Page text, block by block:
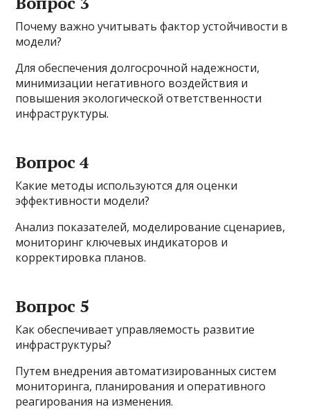
Почему важно учитывать фактор устойчивости в
модели?
Для обеспечения долгосрочной надежности,
минимизации негативного воздействия и
повышения экологической ответственности
инфраструктуры.
Вопрос 4
Какие методы используются для оценки
эффективности модели?
Анализ показателей, моделирование сценариев,
мониторинг ключевых индикаторов и
корректировка планов.
Вопрос 5
Как обеспечивает управляемость развитие
инфраструктуры?
Путем внедрения автоматизированных систем
мониторинга, планирования и оперативного
реагирования на изменения.